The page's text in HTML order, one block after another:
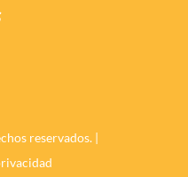
reservados. |